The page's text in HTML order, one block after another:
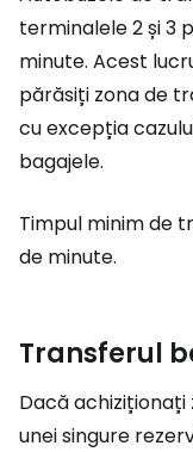
terminalele 2 și 3
minute. Acest
părăsiți zona de
cu excepția
bagajele.
Timpul minim de
de minute.
Transferul
Dacă
unei singure